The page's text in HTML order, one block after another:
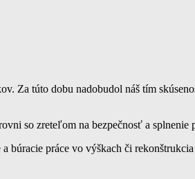
túto dobu nadobudol náš tím
so zreteľom na bezpečnosť a splnenie
búracie práce vo výškach či